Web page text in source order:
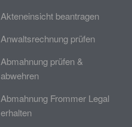
Akteneinsicht beantragen
Anwaltsrechnung prüfen
Abmahnung prüfen &
abwehren
Abmahnung Frommer Legal
erhalten